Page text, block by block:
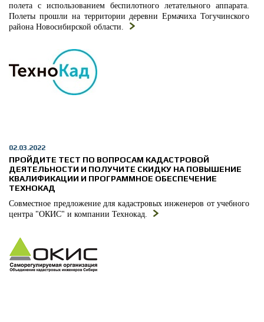
полета с использованием беспилотного летательного аппарата.
Полеты прошли на территории деревни Ермачиха Тогучинского
района Новосибирской области.
02.03.2022
ПРОЙДИТЕ ТЕСТ ПО ВОПРОСАМ КАДАСТРОВОЙ
ДЕЯТЕЛЬНОСТИ И ПОЛУЧИТЕ СКИДКУ НА ПОВЫШЕНИЕ
КВАЛИФИКАЦИИ И ПРОГРАММНОЕ ОБЕСПЕЧЕНИЕ
ТЕХНОКАД
Совместное предложение для кадастровых инженеров от учебного
центра "ОКИС" и компании Технокад.